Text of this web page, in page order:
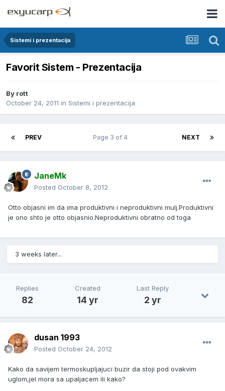
Sistemi i prezentacija
Favorit Sistem - Prezentacija
By rott
October 24, 2011 in Sistemi i prezentacija
PREV NEXT
Page 3 of 4
JaneMk
Posted October 8, 2012
Otto objasni im da ima produktivni i neproduktivni mulj.Produktivni
je ono shto je otto objasnio.Neproduktivni obratno od toga
3 weeks later...
Replies
82
Created
14 yr
Last Reply
2 yr
dusan 1993
Posted October 24, 2012
Kako da savijem termoskupljajuci buzir da stoji pod ovakvim
uglom,jel mora sa upaljacem ili kako?